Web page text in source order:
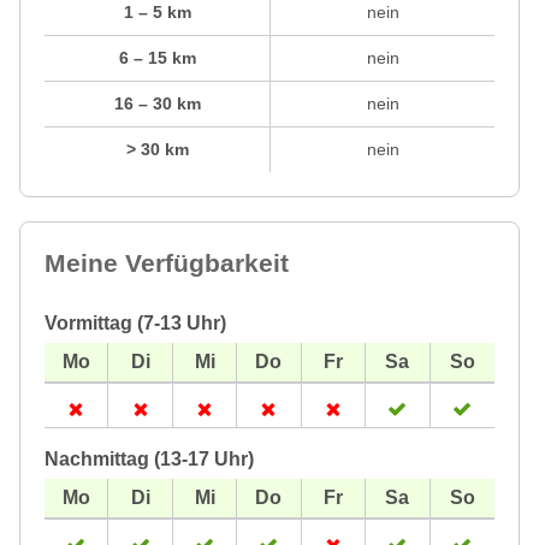
1 – 5 km
6 – 15 km
16 – 30 km
> 30 km
nein
nein
nein
nein
Meine Verfügbarkeit
Vormittag (7-13 Uhr)
Nachmittag (13-17 Uhr)